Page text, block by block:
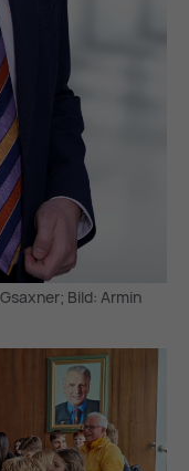
Bild: Armin